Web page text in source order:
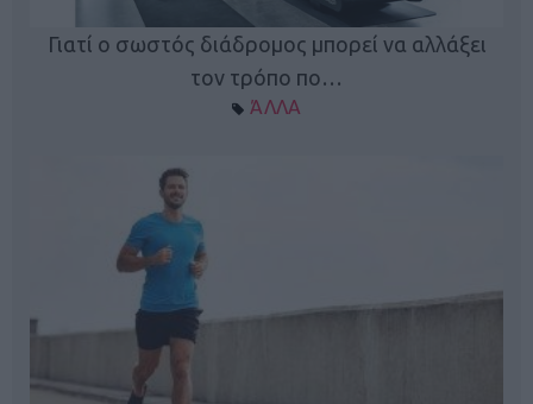
Γιατί ο σωστός διάδρομος μπορεί να αλλάξει
τον τρόπο πο…
ΆΛΛΑ